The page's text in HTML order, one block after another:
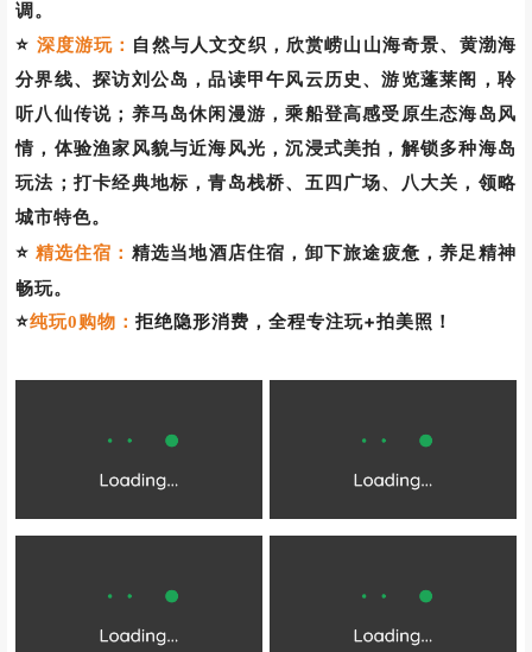
调。
⭐ 深度游玩： 自然与人文交织，欣赏崂山山海奇景、黄渤海
分界线、探访刘公岛，品读甲午风云历史、游览蓬莱阁，聆
听八仙传说；养马岛休闲漫游，乘船登高感受原生态海岛风
情，体验渔家风貌与近海风光，沉浸式美拍，解锁多种海岛
玩法；打卡经典地标，青岛栈桥、五四广场、八大关，领略
城市特色。
⭐ 精选住宿： 精选当地酒店住宿，卸下旅途疲惫，养足精神
畅玩。
⭐纯玩0购物：拒绝隐形消费，全程专注玩+拍美照！